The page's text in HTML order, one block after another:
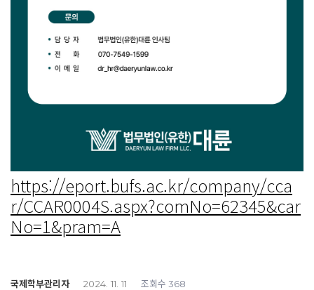
https://eport.bufs.ac.kr/company/cca
r/CCAR0004S.aspx?comNo=62345&car
No=1&pram=A
국제학부관리자 2024. 11. 11 조회수 368